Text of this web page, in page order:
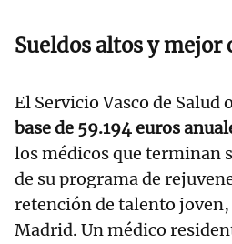
Sueldos altos y mejor
El Servicio Vasco de Salud
base de 59.194 euros
los médicos que terminan
de su programa de
retención de talento
Madrid. Un médico